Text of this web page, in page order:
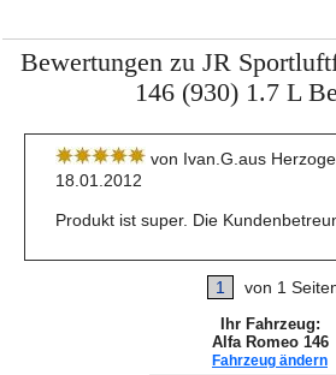
Bewertungen zu JR
146 (930) 1.7 L
von Ivan.G.aus
18.01.2012
Produkt ist super. Die
1 von 1
Ihr Fahrzeug:
Alfa Romeo 146
Fahrzeug ändern